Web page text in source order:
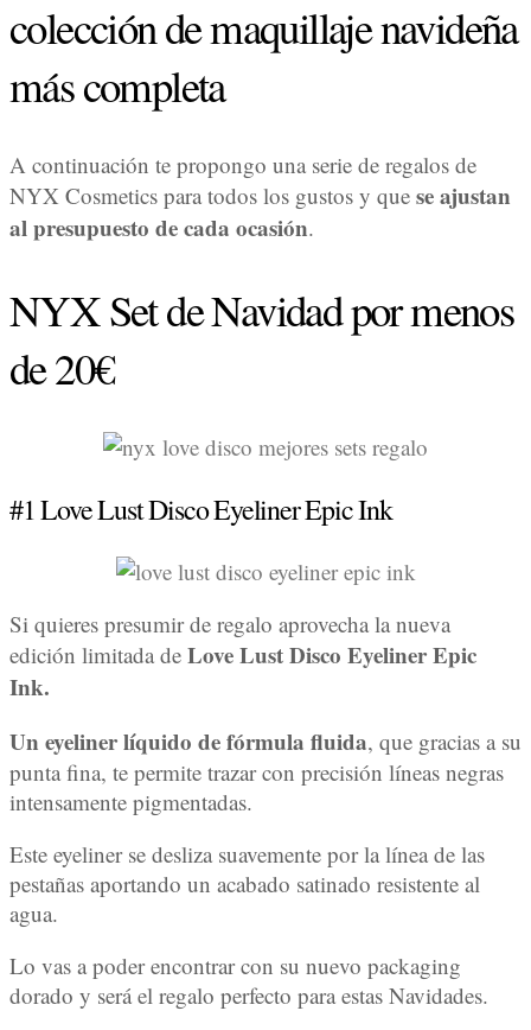
colección de maquillaje navideña
más completa
A continuación te propongo una serie de regalos de
NYX Cosmetics para todos los gustos y que se ajustan
al presupuesto de cada ocasión.
NYX Set de Navidad por menos
de 20€
#1 Love Lust Disco Eyeliner Epic Ink
Si quieres presumir de regalo aprovecha la nueva
edición limitada de Love Lust Disco Eyeliner Epic
Ink.
Un eyeliner líquido de fórmula fluida, que gracias a su
punta fina, te permite trazar con precisión líneas negras
intensamente pigmentadas.
Este eyeliner se desliza suavemente por la línea de las
pestañas aportando un acabado satinado resistente al
agua.
Lo vas a poder encontrar con su nuevo packaging
dorado y será el regalo perfecto para estas Navidades.